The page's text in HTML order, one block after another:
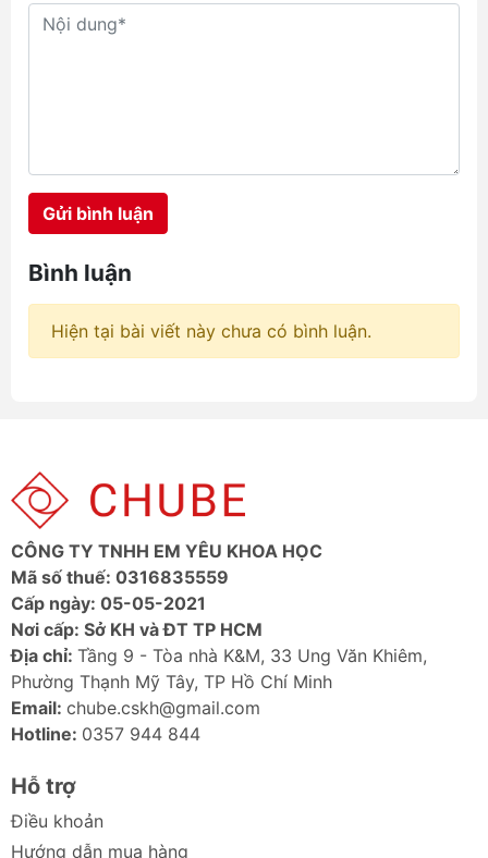
Aecooly với ba đại diện tiêu biểu
hoàn toàn khác nhau từ học
Gửi bình luận
Bình luận
Hiện tại bài viết này chưa có bình luận.
CÔNG TY TNHH EM YÊU KHOA HỌC
Mã số thuế: 0316835559
Cấp ngày: 05-05-2021
Nơi cấp: Sở KH và ĐT TP HCM
Địa chỉ: Tầng 9 - Tòa nhà K&M, 33 Ung Văn Khiêm,
Phường Thạnh Mỹ Tây, TP Hồ Chí Minh
Email: chube.cskh@gmail.com
Hotline: 0357 944 844
Hỗ trợ
Điều khoản
Hướng dẫn mua hàng